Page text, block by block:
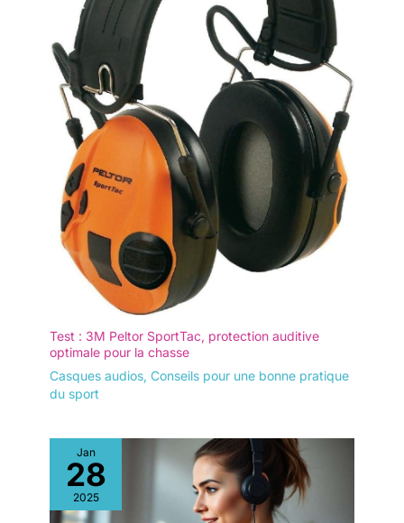
Test : 3M Peltor SportTac, protection auditive
optimale pour la chasse
Casques audios, Conseils pour une bonne pratique
du sport
Jan
28
2025